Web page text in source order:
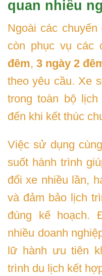
quan nhiều
Ngoài các
còn phục vụ các
đêm, 3 ngày 2
theo yêu cầu. Xe
trong toàn bộ
đến khi kết thúc
Việc sử dụng
suốt hành trình
đổi xe nhiều lần,
và đảm bảo lịch
đúng kế hoạch.
nhiều doanh
lữ hành ưu tiên
trình du lịch kết